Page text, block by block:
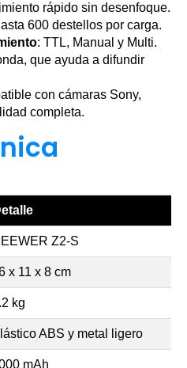
rápido sin desenfoque.
600 destellos por carga.
: TTL, Manual y Multi.
que ayuda a difundir
con cámaras Sony,
completa.
Z2-S
x 11 x 8 cm
kg
ABS y metal ligero
mAh